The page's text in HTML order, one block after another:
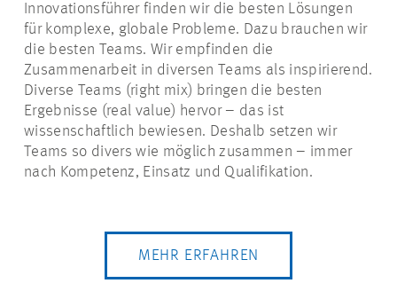
Innovationsführer finden wir die besten Lösungen
für komplexe, globale Probleme. Dazu brauchen wir
die besten Teams. Wir empfinden die
Zusammenarbeit in diversen Teams als inspirierend.
Diverse Teams (right mix) bringen die besten
Ergebnisse (real value) hervor – das ist
wissenschaftlich bewiesen. Deshalb setzen wir
Teams so divers wie möglich zusammen – immer
nach Kompetenz, Einsatz und Qualifikation.
MEHR ERFAHREN